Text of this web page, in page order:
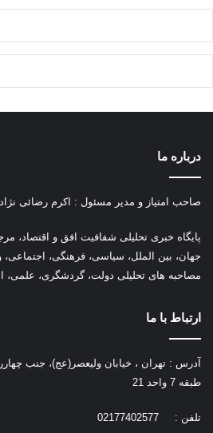
درباره ما
صاحب امتیاز و مدیر مسئول : اکرم رضائی نژاد
پایگاه خبری تحلیلی شفافیت افق و اقتصاد،
جهان، بین الملل، سیاسی، فرهنگی، اجتماعی،
مصاحبه های تحلیلی دولت، گردشگری، علمی،
ارتباط با ما
طبقه 7 واحد 21
تلفن : 02177402577